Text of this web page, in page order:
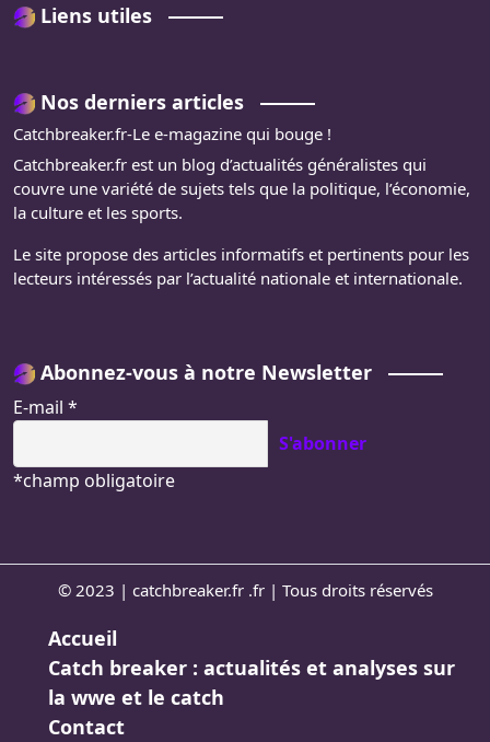
Liens utiles
Nos derniers articles
Catchbreaker.fr-Le e-magazine qui bouge !
Catchbreaker.fr est un blog d’actualités généralistes qui
couvre une variété de sujets tels que la politique, l’économie,
la culture et les sports.
Le site propose des articles informatifs et pertinents pour les
lecteurs intéressés par l’actualité nationale et internationale.
Abonnez-vous à notre Newsletter
E-mail *
*champ obligatoire
© 2023 | catchbreaker.fr .fr | Tous droits réservés
Accueil
Catch breaker : actualités et analyses sur
la wwe et le catch
Contact